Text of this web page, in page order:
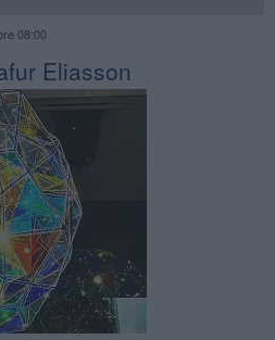
08:00
Eliasson